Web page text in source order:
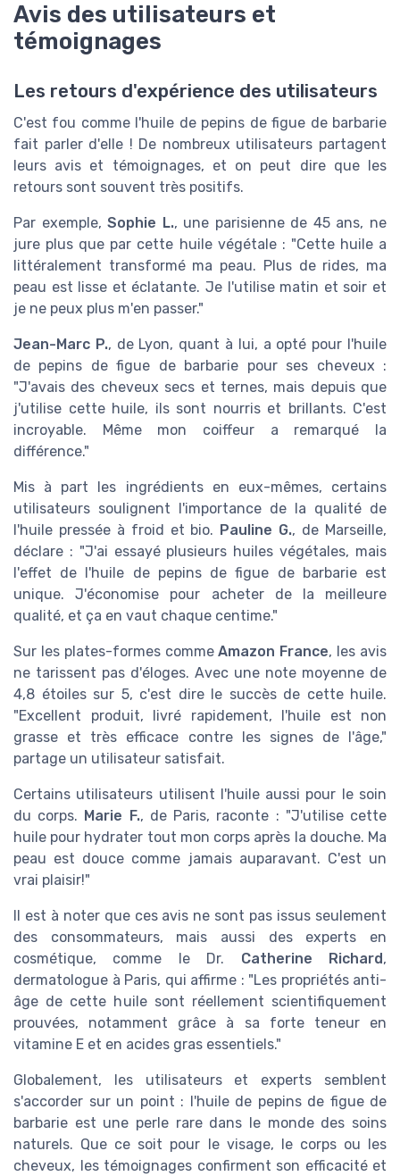
Avis des utilisateurs et
témoignages
Les retours d'expérience des utilisateurs
C'est fou comme l'huile de pepins de figue de barbarie
fait parler d'elle ! De nombreux utilisateurs partagent
leurs avis et témoignages, et on peut dire que les
retours sont souvent très positifs.
Par exemple,Sophie L., une parisienne de 45 ans, ne
jure plus que par cette huile végétale : "Cette huile a
littéralement transformé ma peau. Plus de rides, ma
peau est lisse et éclatante. Je l'utilise matin et soir et
je ne peux plus m'en passer."
Jean-Marc P., de Lyon, quant à lui, a opté pour l'huile
de pepins de figue de barbarie pour ses cheveux :
"J'avais des cheveux secs et ternes, mais depuis que
j'utilise cette huile, ils sont nourris et brillants. C'est
incroyable. Même mon coiffeur a remarqué la
différence."
Mis à part les ingrédients en eux-mêmes, certains
utilisateurs soulignent l'importance de la qualité de
l'huile pressée à froid et bio. Pauline G., de Marseille,
déclare : "J'ai essayé plusieurs huiles végétales, mais
l'effet de l'huile de pepins de figue de barbarie est
unique. J'économise pour acheter de la meilleure
qualité, et ça en vaut chaque centime."
Sur les plates-formes commeAmazon France, les avis
ne tarissent pas d'éloges. Avec une note moyenne de
4,8 étoiles sur 5, c'est dire le succès de cette huile.
"Excellent produit, livré rapidement, l'huile est non
grasse et très efficace contre les signes de l'âge,"
partage un utilisateur satisfait.
Certains utilisateurs utilisent l'huile aussi pour le soin
du corps. Marie F., de Paris, raconte : "J'utilise cette
huile pour hydrater tout mon corps après la douche. Ma
peau est douce comme jamais auparavant. C'est un
vrai plaisir!"
Il est à noter que ces avis ne sont pas issus seulement
des consommateurs, mais aussi des experts en
cosmétique, comme le Dr. Catherine Richard ,
dermatologue à Paris, qui affirme : "Les propriétés anti-
âge de cette huile sont réellement scientifiquement
prouvées, notamment grâce à sa forte teneur en
vitamine E et en acides gras essentiels."
Globalement, les utilisateurs et experts semblent
s'accorder sur un point : l'huile de pepins de figue de
barbarie est une perle rare dans le monde des soins
naturels. Que ce soit pour le visage, le corps ou les
cheveux, les témoignages confirment son efficacité et